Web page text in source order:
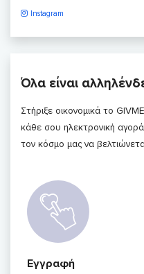
Instagram
Όλα είναι
Στήριξε οικονομικά το
κάθε σου ηλεκτρονική
τον κόσμο μας να
Εγγραφή